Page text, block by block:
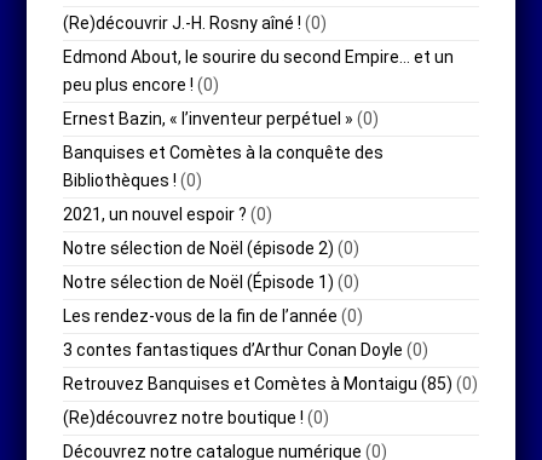
(Re)découvrir J.-H. Rosny aîné ! (0)
Edmond About, le sourire du second Empire… et un
peu plus encore ! (0)
Ernest Bazin, « l’inventeur perpétuel » (0)
Banquises et Comètes à la conquête des
Bibliothèques ! (0)
2021, un nouvel espoir ? (0)
Notre sélection de Noël (épisode 2) (0)
Notre sélection de Noël (Épisode 1) (0)
Les rendez-vous de la fin de l’année (0)
3 contes fantastiques d’Arthur Conan Doyle (0)
Retrouvez Banquises et Comètes à Montaigu (85) (0)
(Re)découvrez notre boutique ! (0)
Découvrez notre catalogue numérique (0)